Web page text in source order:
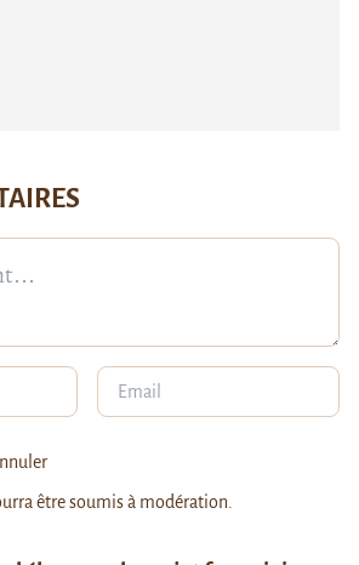
être soumis à modération.